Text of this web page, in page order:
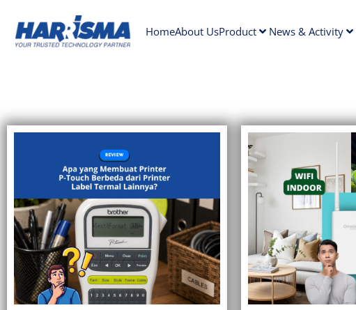
HomeAbout UsProduct News & Activity